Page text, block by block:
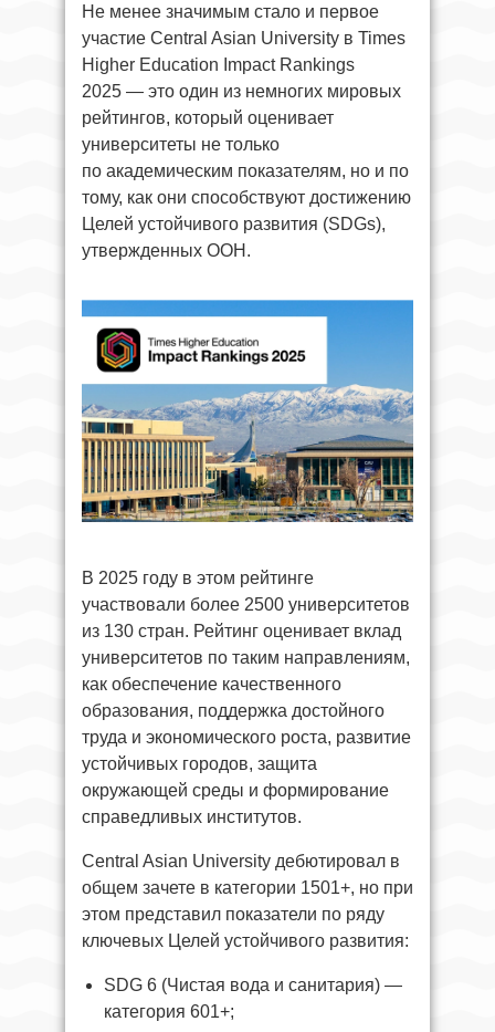
Не менее значимым стало и первое
участие Central Asian University в Times
Higher Education Impact Rankings
2025 — это один из немногих мировых
рейтингов, который оценивает
университеты не только
по академическим показателям, но и по
тому, как они способствуют достижению
Целей устойчивого развития (SDGs),
утвержденных ООН.
В 2025 году в этом рейтинге
участвовали более 2500 университетов
из 130 стран. Рейтинг оценивает вклад
университетов по таким направлениям,
как обеспечение качественного
образования, поддержка достойного
труда и экономического роста, развитие
устойчивых городов, защита
окружающей среды и формирование
справедливых институтов.
Central Asian University дебютировал в
общем зачете в категории 1501+, но при
этом представил показатели по ряду
ключевых Целей устойчивого развития:
SDG 6 (Чистая вода и санитария) —
категория 601+;